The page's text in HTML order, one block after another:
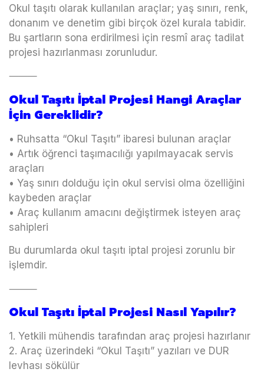
Okul taşıtı olarak kullanılan araçlar; yaş sınırı, renk,
donanım ve denetim gibi birçok özel kurala tabidir.
Bu şartların sona erdirilmesi için resmî araç tadilat
projesi hazırlanması zorunludur.
⸻
Okul Taşıtı İptal Projesi Hangi Araçlar
İçin Gereklidir?
• Ruhsatta “Okul Taşıtı” ibaresi bulunan araçlar
• Artık öğrenci taşımacılığı yapılmayacak servis
araçları
• Yaş sınırı dolduğu için okul servisi olma özelliğini
kaybeden araçlar
• Araç kullanım amacını değiştirmek isteyen araç
sahipleri
Bu durumlarda okul taşıtı iptal projesi zorunlu bir
işlemdir.
⸻
Okul Taşıtı İptal Projesi Nasıl Yapılır?
1. Yetkili mühendis tarafından araç projesi hazırlanır
2. Araç üzerindeki “Okul Taşıtı” yazıları ve DUR
levhası sökülür